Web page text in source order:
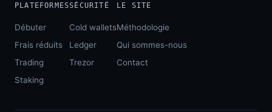
PLATEFORMES
Débuter
Frais réduits
Trading
Staking
SÉCURITÉ
Cold wallets
Ledger
Trezor
LE SITE
Méthodologie
Qui sommes-nous
Contact